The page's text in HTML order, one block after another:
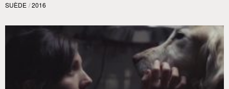
SUÈDE / 2016